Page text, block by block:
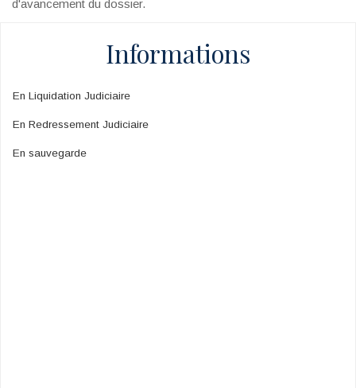
d'avancement du dossier.
Informations
En Liquidation Judiciaire
En Redressement Judiciaire
En sauvegarde